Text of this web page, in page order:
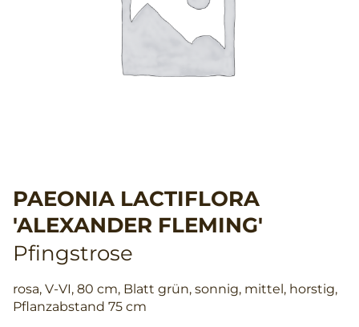
PAEONIA LACTIFLORA
'ALEXANDER FLEMING'
Pfingstrose
rosa, V-VI, 80 cm, Blatt grün, sonnig, mittel, horstig,
Pflanzabstand 75 cm